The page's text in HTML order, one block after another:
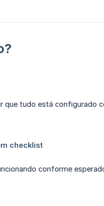
que tudo está configurado
conforme